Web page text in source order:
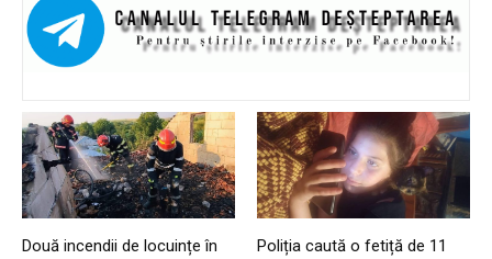
Două incendii de locuințe în
Poliția caută o fetiță de 11